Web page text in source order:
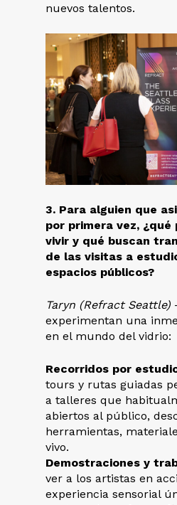
nuevos talentos.
3. Para alguien que
por primera vez, ¿qué
vivir y qué buscan
de las visitas a
espacios públicos?
Taryn (Refract Seattle)
experimentan una
en el mundo del vidrio:
Recorridos por
tours y rutas guiadas
a talleres que
abiertos al público,
herramientas,
vivo.
Demostraciones y
ver a los artistas en
experiencia sensorial